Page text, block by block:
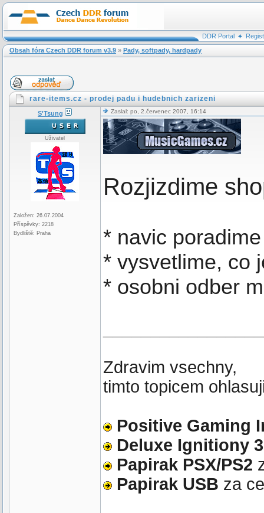
DDR Portal
Obsah fóra Czech DDR forum v3.9 » Pady, softpady, hardpady
rare-items.cz - prodej padu i hudebnich zarizeni
S'Tsung
Uživatel
Založen: 26.07.2004
Příspěvky: 2218
Bydliště: Praha
Zaslal: po, 2.červenec 2007, 16:14
Rozjizdime
* navic
* vysvetlime, co
* osobni odber
Zdravim vsechny,
timto topicem
Positive Gaming
Deluxe Ignitiony
Papirak PSX/PS2
Papirak USB za